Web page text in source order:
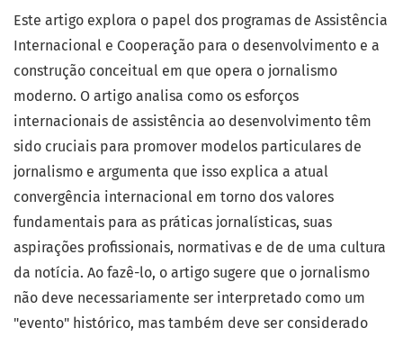
Este artigo explora o papel dos programas de Assistência
Internacional e Cooperação para o desenvolvimento e a
construção conceitual em que opera o jornalismo
moderno. O artigo analisa como os esforços
internacionais de assistência ao desenvolvimento têm
sido cruciais para promover modelos particulares de
jornalismo e argumenta que isso explica a atual
convergência internacional em torno dos valores
fundamentais para as práticas jornalísticas, suas
aspirações profissionais, normativas e de de uma cultura
da notícia. Ao fazê-lo, o artigo sugere que o jornalismo
não deve necessariamente ser interpretado como um
"evento" histórico, mas também deve ser considerado